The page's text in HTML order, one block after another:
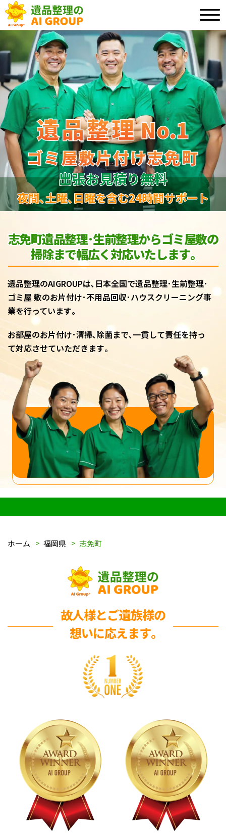
遺品整理No.1
ゴミ屋敷片付け志免町
遺品整理No.1
ゴミ屋敷片付け志免町
出張お見積り無料
夜間､土曜､日曜を含む24時間サポート
志免町遺品整理･生前整理からゴミ屋敷の
掃除まで幅広く対応いたします｡
遺品整理のAIGROUPは､日本全国で遺品整理･生前整理･
ゴミ屋 敷のお片付け･不用品回収･ハウスクリーニング事
業を行っています｡
お部屋のお片付け･清掃､除菌まで､一貫して責任を持っ
て対応させていただきます｡
ホーム 福岡県 志免町
故人様とご遺族様の
想いに応えます｡